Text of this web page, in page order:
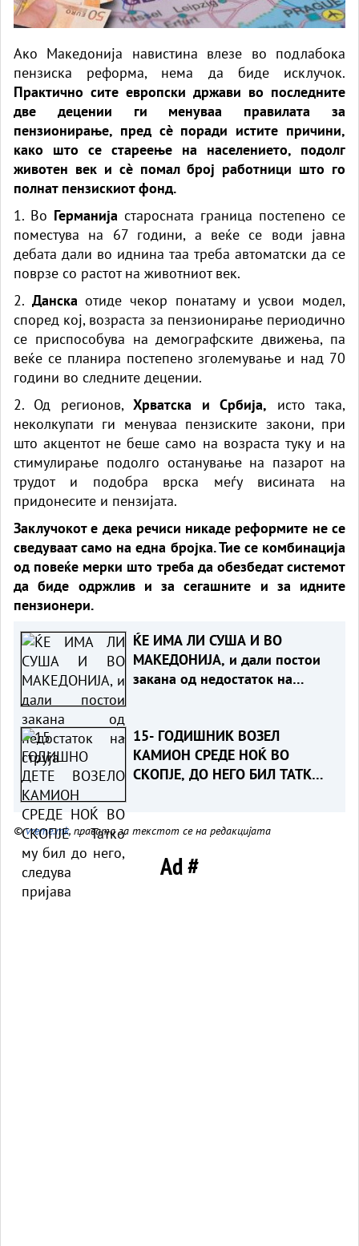
Ако Македонија навистина влезе во подлабока
пензиска реформа, нема да биде исклучок.
Практично сите европски држави во последните
две децении ги менуваа правилата за
пензионирање, пред сè поради истите причини,
како што се стареење на населението, подолг
животен век и сè помал број работници што го
полнат пензискиот фонд.
1. Во Германија старосната граница постепено се
поместува на 67 години, а веќе се води јавна
дебата дали во иднина таа треба автоматски да се
поврзе со растот на животниот век.
2. Данска отиде чекор понатаму и усвои модел,
според кој, возраста за пензионирање периодично
се приспособува на демографските движења, па
веќе се планира постепено зголемување и над 70
години во следните децении.
2. Од регионов,Хрватска и Србија, исто така,
неколкупати ги менуваа пензиските закони, при
што акцентот не беше само на возраста туку и на
стимулирање подолго останување на пазарот на
трудот и подобра врска меѓу висината на
придонесите и пензијата.
Заклучокот е дека речиси никаде реформите не се
сведуваат само на една бројка. Тие се комбинација
од повеќе мерки што треба да обезбедат системот
да биде одржлив и за сегашните и за идните
пензионери.
ЌЕ ИМА ЛИ СУША И ВО
МАКЕДОНИЈА, и дали постои
закана од недостаток на
15- ГОДИШНИК ВОЗЕЛ
КАМИОН СРЕДЕ НОЌ ВО
СКОПЈЕ, ДО НЕГО БИЛ ТАТКО
©vreme.mk, правата за текстот се на редакцијата
Ad #